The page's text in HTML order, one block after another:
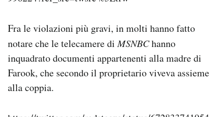
Fra le violazioni più gravi, in molti hanno fatto
notare che le telecamere diMSNBChanno
inquadrato documenti appartenenti alla madre di
Farook, che secondo il proprietario viveva assieme
alla coppia.